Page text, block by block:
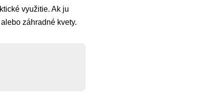
využitie. Ak ju
alebo záhradné kvety.